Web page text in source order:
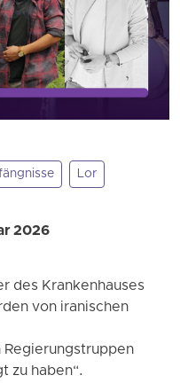
Lor
2026
des Krankenhauses
von iranischen
Regierungstruppen
zu haben“.